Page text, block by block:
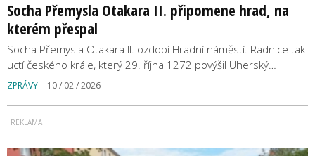
Socha Přemysla Otakara II. připomene hrad, na
kterém přespal
Socha Přemysla Otakara II. ozdobí Hradní náměstí. Radnice tak
uctí českého krále, který 29. října 1272 povýšil Uherský…
ZPRÁVY 10 / 02 / 2026